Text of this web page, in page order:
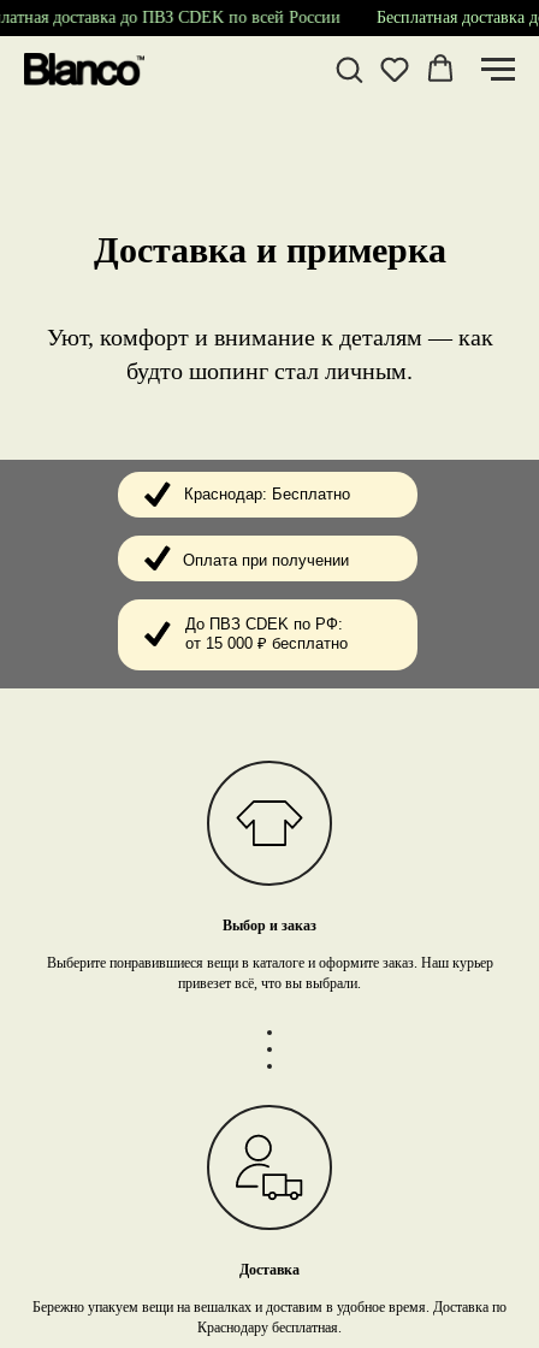
доставка до ПВЗ CDEK по всей России Бесплатная доставка
Доставка и примерка
Уют, комфорт и внимание к деталям — как
будто шопинг стал личным.
Оплата при получении
До ПВЗ CDEK по РФ:
от 15 000 ₽ бесплатно
Краснодар: Бесплатно
Выбор и заказ
Выберите понравившиеся вещи в каталоге и оформите заказ. Наш курьер
привезет всё, что вы выбрали.
Доставка
Бережно упакуем вещи на вешалках и доставим в удобное время. Доставка по
Краснодару бесплатная.